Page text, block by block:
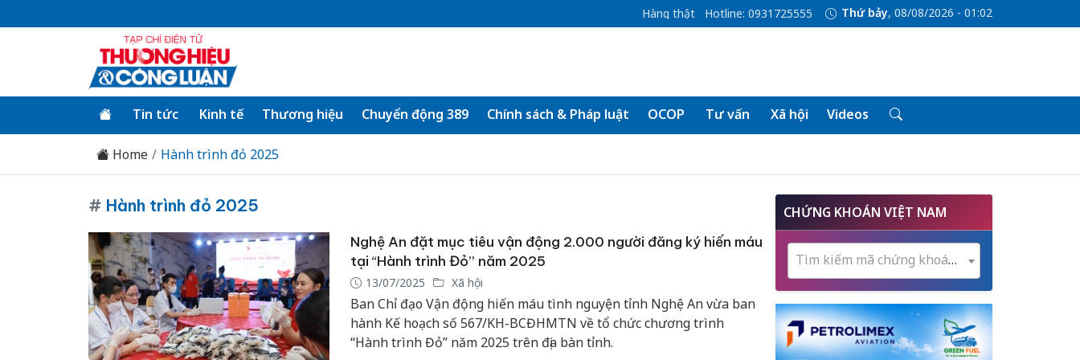
Hàng thật Hotline: 0931725555 Thứ bảy, 08/08/2026 - 01:02
Tin tức Kinh tế Thương hiệu Chuyển động 389 Chính sách & Pháp luật OCOP Tư vấn Xã hội Videos
Home Hành trình đỏ 2025
# Hành trình đỏ 2025
Nghệ An đặt mục tiêu vận động 2.000 người đăng ký hiến máu
tại “Hành trình Đỏ” năm 2025
13/07/2025 Xã hội
Ban Chỉ đạo Vận động hiến máu tình nguyện tỉnh Nghệ An vừa ban
hành Kế hoạch số 567/KH-BCĐHMTN về tổ chức chương trình
“Hành trình Đỏ” năm 2025 trên địa bàn tỉnh.
CHỨNG KHOÁN VIỆT NAM
Tìm kiếm mã chứng khoán...